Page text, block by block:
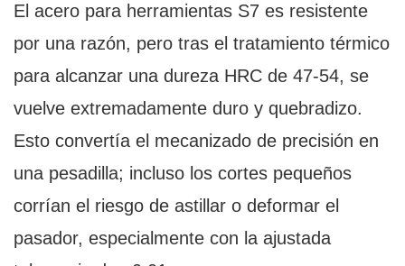
El acero para herramientas S7 es resistente
por una razón, pero tras el tratamiento térmico
para alcanzar una dureza HRC de 47-54, se
vuelve extremadamente duro y quebradizo.
Esto convertía el mecanizado de precisión en
una pesadilla; incluso los cortes pequeños
corrían el riesgo de astillar o deformar el
pasador, especialmente con la ajustada